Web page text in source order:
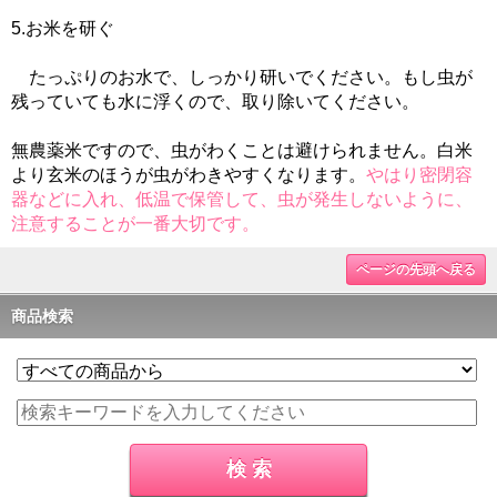
5.お米を研ぐ
たっぷりのお水で、しっかり研いでください。もし虫が
残っていても水に浮くので、取り除いてください。
無農薬米ですので、虫がわくことは避けられません。白米
より玄米のほうが虫がわきやすくなります。 やはり密閉容
器などに入れ、低温で保管して、虫が発生しないように、
注意することが一番大切です。
ページの先頭へ戻る
商品検索